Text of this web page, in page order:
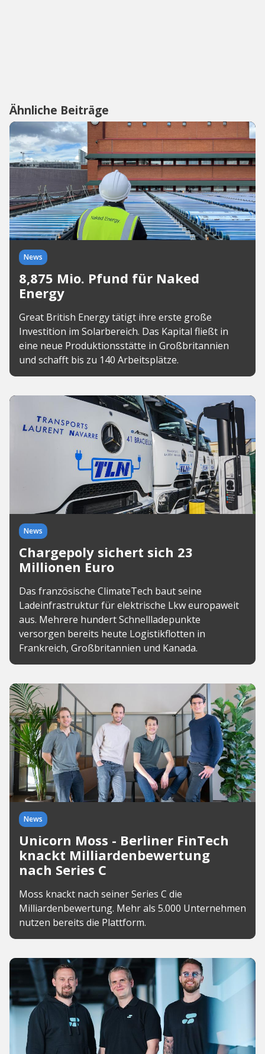
Ähnliche Beiträge
News
8,875 Mio. Pfund für Naked
Energy
Great British Energy tätigt ihre erste große
Investition im Solarbereich. Das Kapital fließt in
eine neue Produktionsstätte in Großbritannien
und schafft bis zu 140 Arbeitsplätze.
News
Chargepoly sichert sich 23
Millionen Euro
Das französische ClimateTech baut seine
Ladeinfrastruktur für elektrische Lkw europaweit
aus. Mehrere hundert Schnellladepunkte
versorgen bereits heute Logistikflotten in
Frankreich, Großbritannien und Kanada.
News
Unicorn Moss - Berliner FinTech
knackt Milliardenbewertung
nach Series C
Moss knackt nach seiner Series C die
Milliardenbewertung. Mehr als 5.000 Unternehmen
nutzen bereits die Plattform.